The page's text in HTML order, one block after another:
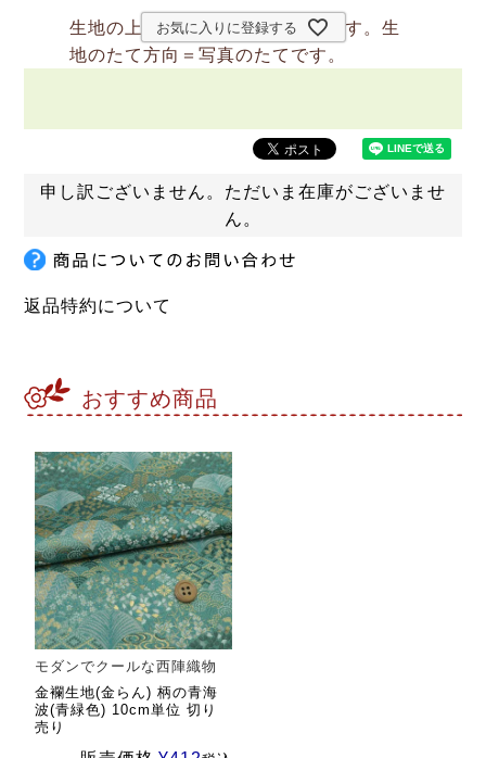
生地の上のボタンは直径約2cmです。生
地のたて方向＝写真のたてです。
お気に入りに登録する
申し訳ございません。ただいま在庫がございませ
ん。
返品特約について
おすすめ商品
モダンでクールな西陣織物
金襴生地(金らん) 柄の青海
波(青緑色) 10cm単位 切り
売り